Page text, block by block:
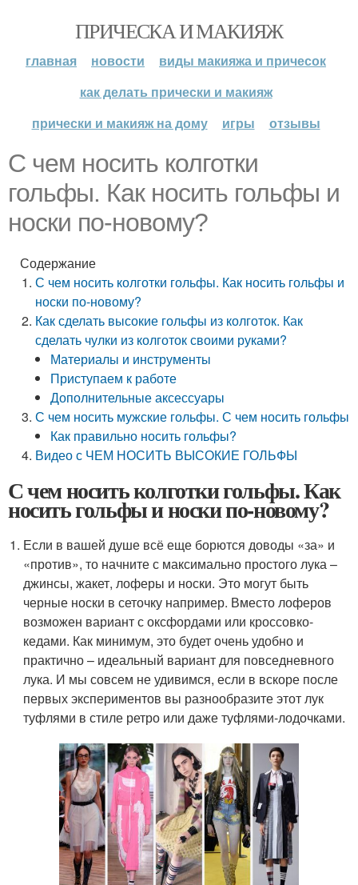
ПРИЧЕСКА И МАКИЯЖ
главная новости
виды макияжа и причесок
как делать прически и макияж
прически и макияж на дому
игры отзывы
С чем носить колготки
гольфы. Как носить гольфы и
носки по-новому?
Содержание
С чем носить колготки гольфы. Как носить гольфы и
носки по-новому?
Как сделать высокие гольфы из колготок. Как
сделать чулки из колготок своими руками?
Материалы и инструменты
Приступаем к работе
Дополнительные аксессуары
С чем носить мужские гольфы. С чем носить гольфы
Как правильно носить гольфы?
Видео с ЧЕМ НОСИТЬ ВЫСОКИЕ ГОЛЬФЫ
С чем носить колготки гольфы. Как
носить гольфы и носки по-новому?
Если в вашей душе всё еще борются доводы «за» и
«против», то начните с максимально простого лука –
джинсы, жакет, лоферы и носки. Это могут быть
черные носки в сеточку например. Вместо лоферов
возможен вариант с оксфордами или кроссовко-
кедами. Как минимум, это будет очень удобно и
практично – идеальный вариант для повседневного
лука. И мы совсем не удивимся, если в вскоре после
первых экспериментов вы разнообразите этот лук
туфлями в стиле ретро или даже туфлями-лодочками.